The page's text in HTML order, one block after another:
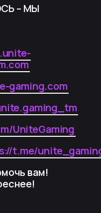
– МЫ
gaming.com
UniteGaming
t.me/
вам!